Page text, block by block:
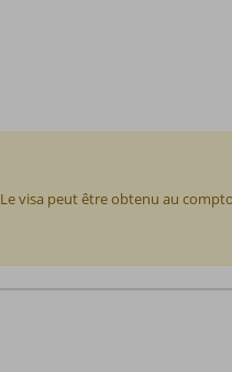
visa peut être obtenu au